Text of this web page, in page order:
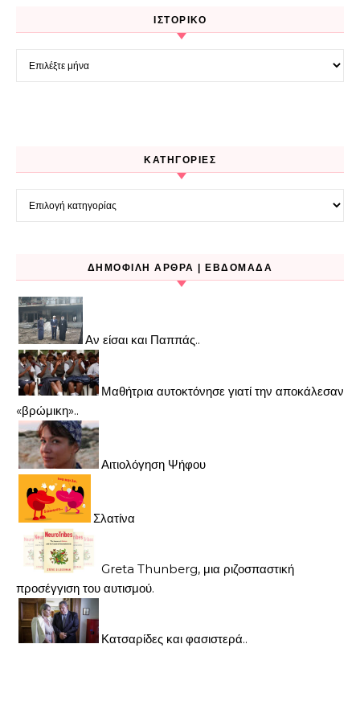
ΙΣΤΟΡΙΚΌ
KΑΤΗΓΟΡΊΕΣ
ΔΗΜΟΦΙΛΉ ΆΡΘΡΑ | ΕΒΔΟΜΆΔΑ
Αν είσαι και Παππάς..
Μαθήτρια αυτοκτόνησε γιατί την αποκάλεσαν
«βρώμικη»..
Αιτιολόγηση Ψήφου
Σλατίνα
Greta Thunberg, μια ριζοσπαστική
προσέγγιση του αυτισμού.
Κατσαρίδες και φασιστερά..